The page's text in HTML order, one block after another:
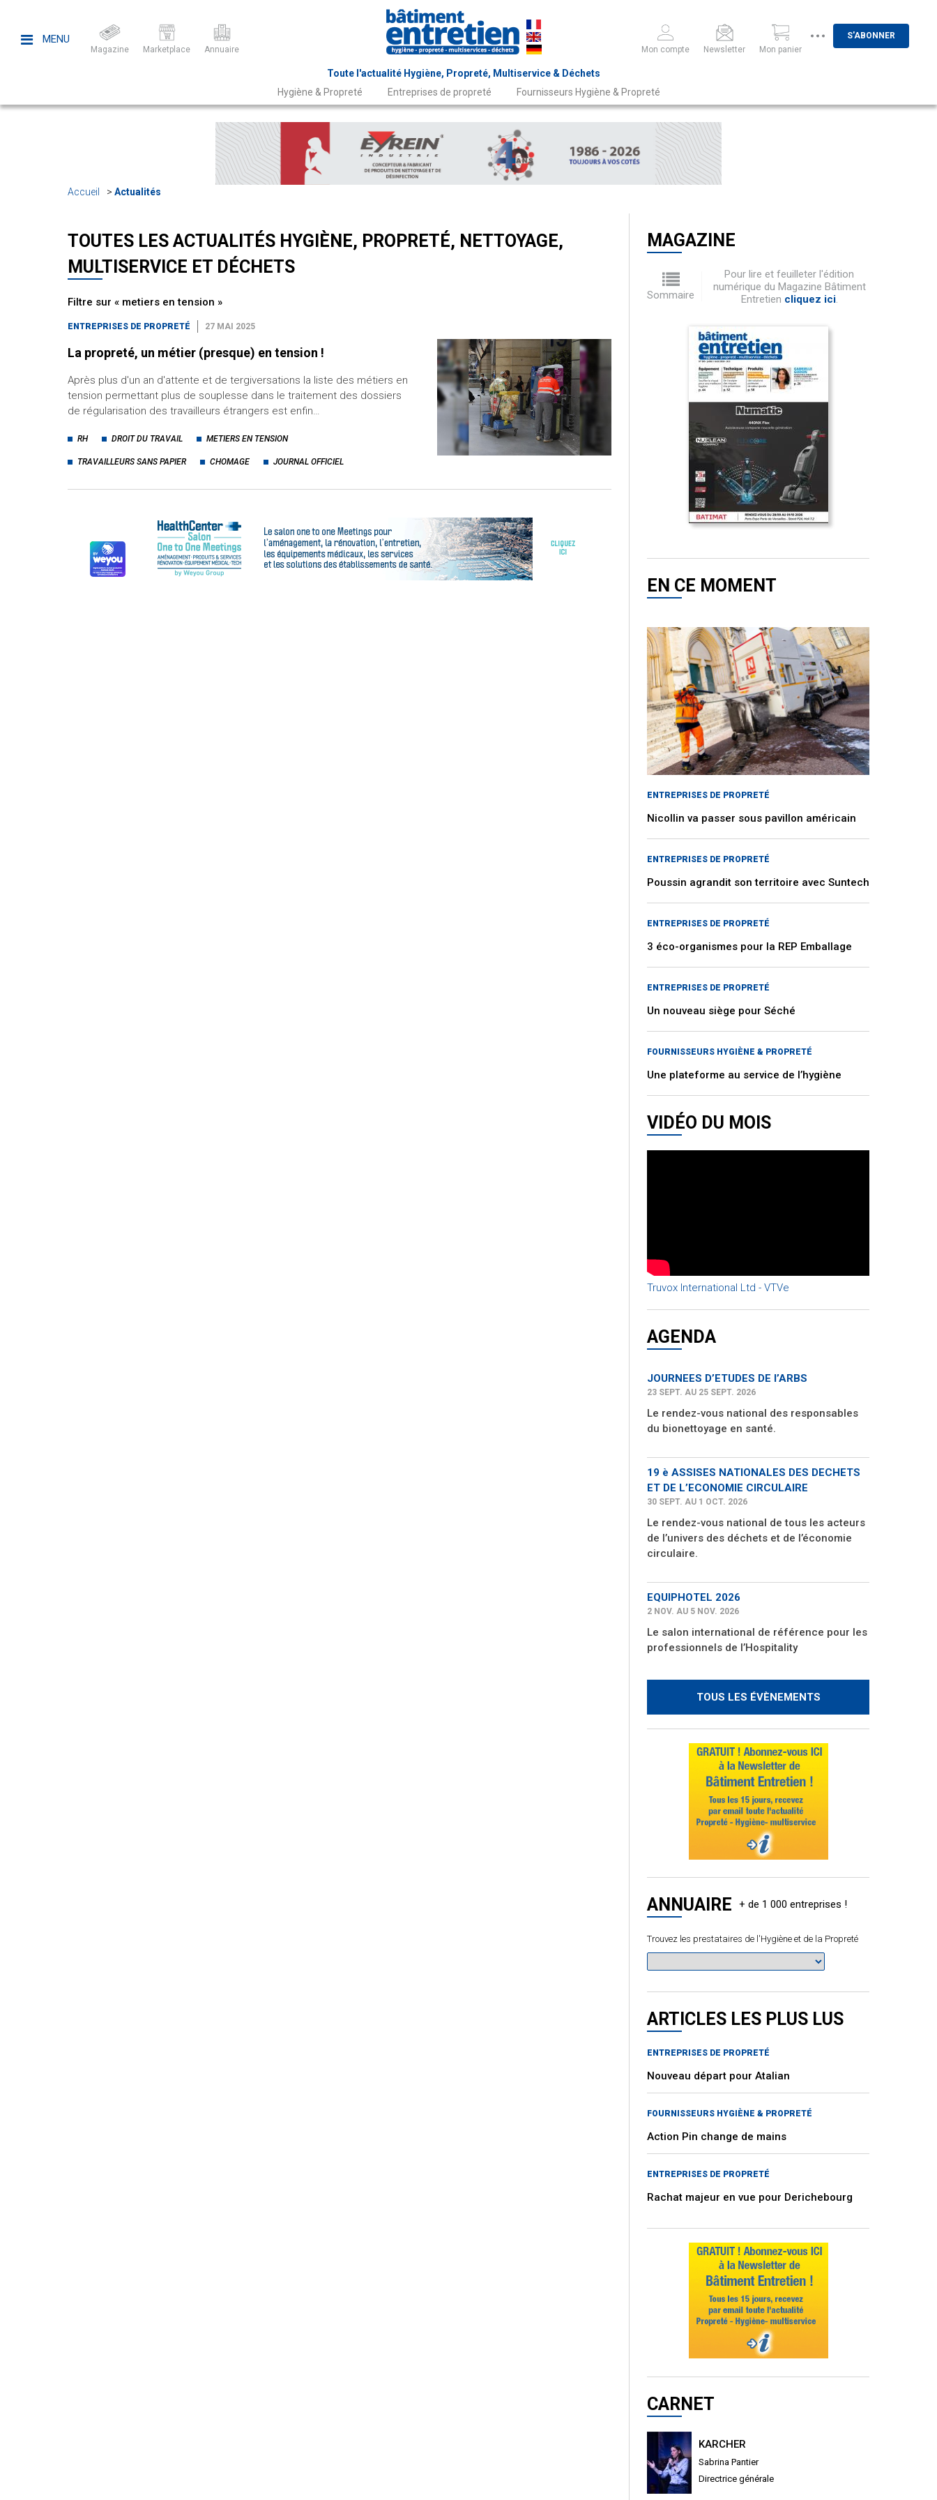
MENU
Magazine Marketplace Annuaire
Toute l'actualité Hygiène, Propreté, Multiservice & Déchets
Mon compte Newsletter Mon panier
S'ABONNER
Hygiène & Propreté Entreprises de propreté Fournisseurs Hygiène & Propreté
Accueil Actualités
TOUTES LES ACTUALITÉS HYGIÈNE, PROPRETÉ, NETTOYAGE,
MULTISERVICE ET DÉCHETS
Filtre sur « metiers en tension »
ENTREPRISES DE PROPRETÉ 27 MAI 2025
La propreté, un métier (presque) en tension !
Après plus d'un an d'attente et de tergiversations la liste des métiers en
tension permettant plus de souplesse dans le traitement des dossiers
de régularisation des travailleurs étrangers est enfin…
RH DROIT DU TRAVAIL METIERS EN TENSION
TRAVAILLEURS SANS PAPIER CHOMAGE JOURNAL OFFICIEL
MAGAZINE
Sommaire
Pour lire et feuilleter l'édition
numérique du Magazine Bâtiment
Entretien cliquez ici.
EN CE MOMENT
ENTREPRISES DE PROPRETÉ
Nicollin va passer sous pavillon américain
ENTREPRISES DE PROPRETÉ
Poussin agrandit son territoire avec Suntech
ENTREPRISES DE PROPRETÉ
3 éco-organismes pour la REP Emballage
ENTREPRISES DE PROPRETÉ
Un nouveau siège pour Séché
FOURNISSEURS HYGIÈNE & PROPRETÉ
Une plateforme au service de l’hygiène
VIDÉO DU MOIS
Truvox International Ltd - VTVe
AGENDA
JOURNEES D’ETUDES DE l’ARBS
23 SEPT. AU 25 SEPT. 2026
Le rendez-vous national des responsables
du bionettoyage en santé.
19 è ASSISES NATIONALES DES DECHETS
ET DE L’ECONOMIE CIRCULAIRE
30 SEPT. AU 1 OCT. 2026
Le rendez-vous national de tous les acteurs
de l’univers des déchets et de l’économie
circulaire.
EQUIPHOTEL 2026
2 NOV. AU 5 NOV. 2026
Le salon international de référence pour les
professionnels de l’Hospitality
TOUS LES ÉVÈNEMENTS
ANNUAIRE
Trouvez les prestataires de l'Hygiène et de la Propreté
ARTICLES LES PLUS LUS
ENTREPRISES DE PROPRETÉ
Nouveau départ pour Atalian
FOURNISSEURS HYGIÈNE & PROPRETÉ
Action Pin change de mains
ENTREPRISES DE PROPRETÉ
Rachat majeur en vue pour Derichebourg
CARNET
KARCHER
Sabrina Pantier
Directrice générale